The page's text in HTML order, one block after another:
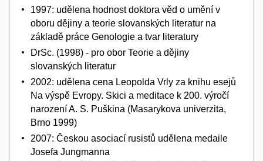
1997: udělena hodnost doktora věd o umění v
oboru dějiny a teorie slovanských literatur na
základě práce Genologie a tvar literatury
DrSc. (1998) - pro obor Teorie a dějiny
slovanských literatur
2002: udělena cena Leopolda Vrly za knihu esejů
Na výspě Evropy. Skici a meditace k 200. výročí
narození A. S. Puškina (Masarykova univerzita,
Brno 1999)
2007: Českou asociací rusistů udělena medaile
Josefa Jungmanna